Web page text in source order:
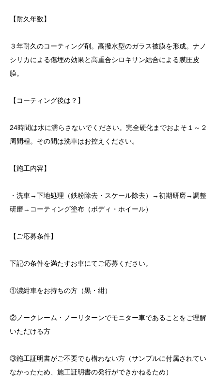
【耐久年数】
３年耐久のコーティング剤。高撥水型のガラス被膜を形成。ナノ
シリカによる傷埋め効果と高重合シロキサン結合による膜圧皮
膜。
【コーティング後は？】
24時間は水に濡らさないでください。完全硬化までおよそ１～２
周間程。その間は洗車はお控えください。
【施工内容】
・洗車→下地処理（鉄粉除去・スケール除去）→初期研磨→調整
研磨→コーティング塗布（ボディ・ホイール）
【ご応募条件】
下記の条件を満たすお車にてご応募ください。
①濃紺車をお持ちの方（黒・紺）
②ノークレーム・ノーリターンでモニター車であることをご理解
いただける方
③施工証明書がご不要でも構わない方（サンプルに付属されてい
なかったため、施工証明書の発行ができかねるため）